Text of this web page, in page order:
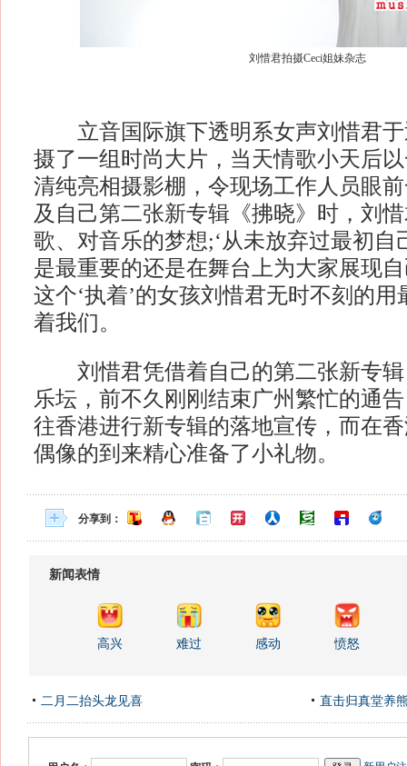
刘惜君拍摄Ceci姐妹杂志
立音国际旗下透明系女声刘惜君于
摄了一组时尚大片，当天情歌小天后
清纯亮相摄影棚，令现场工作人员眼
及自己第二张新专辑《拂晓》时，刘
歌、对音乐的梦想;‘从未放弃过最初自
是最重要的还是在舞台上为大家展现
这个‘执着’的女孩刘惜君无时不刻的
着我们。
刘惜君凭借着自己的第二张新专辑
乐坛，前不久刚刚结束广州繁忙的通
往香港进行新专辑的落地宣传，而在
偶像的到来精心准备了小礼物。
分享到：
新闻表情
高兴 难过 感动 愤怒
二月二抬头龙见喜 直击归真堂养